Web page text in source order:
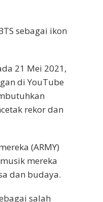
sebagai ikon
21 Mei 2021,
di YouTube
rekor dan
(ARMY)
mereka
dan budaya.
salah